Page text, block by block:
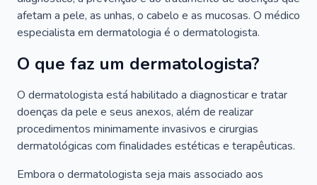
afetam a pele, as unhas, o cabelo e as mucosas. O médico
especialista em dermatologia é o dermatologista.
O que faz um dermatologista?
O dermatologista está habilitado a diagnosticar e tratar
doenças da pele e seus anexos, além de realizar
procedimentos minimamente invasivos e cirurgias
dermatológicas com finalidades estéticas e terapêuticas.
Embora o dermatologista seja mais associado aos